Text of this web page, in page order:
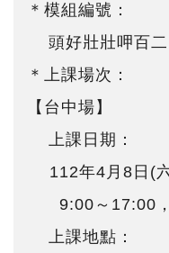
＊模組編號：
頭好壯壯呷百
＊上課場次：
【台中場】
上課日期：
112年4月8日(
9:00～17:00，
上課地點：